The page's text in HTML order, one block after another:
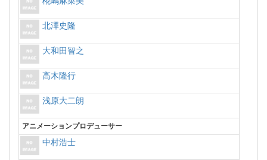
北澤史隆
大和田智之
高木隆行
浅原大二朗
アニメーションプロデューサー
中村浩士